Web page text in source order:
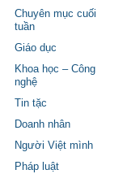
Chuyên mục cuối
tuần
Giáo dục
Khoa học – Công
nghệ
Tin tặc
Doanh nhân
Người Việt mình
Pháp luật